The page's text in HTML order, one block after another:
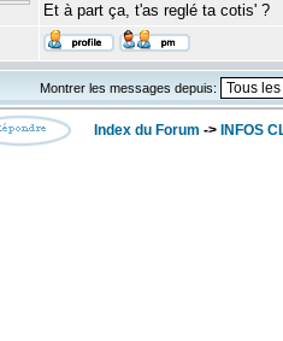
Et à part ça, t'as reglé ta cotis' ?
Montrer les messages depuis:
Index du Forum -> INFOS